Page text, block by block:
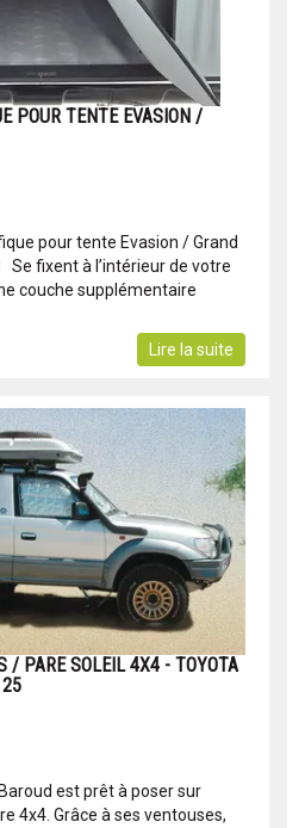
POUR TENTE EVASION /
pour tente Evasion / Grand
Se fixent à l’intérieur de votre
couche supplémentaire
Lire la suite
/ PARE SOLEIL 4X4 - TOYOTA
est prêt à poser sur
4x4. Grâce à ses ventouses,